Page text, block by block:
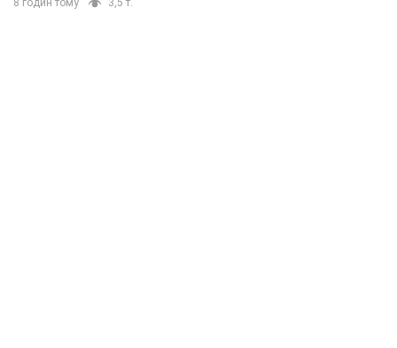
8 годин тому 3,5 т.